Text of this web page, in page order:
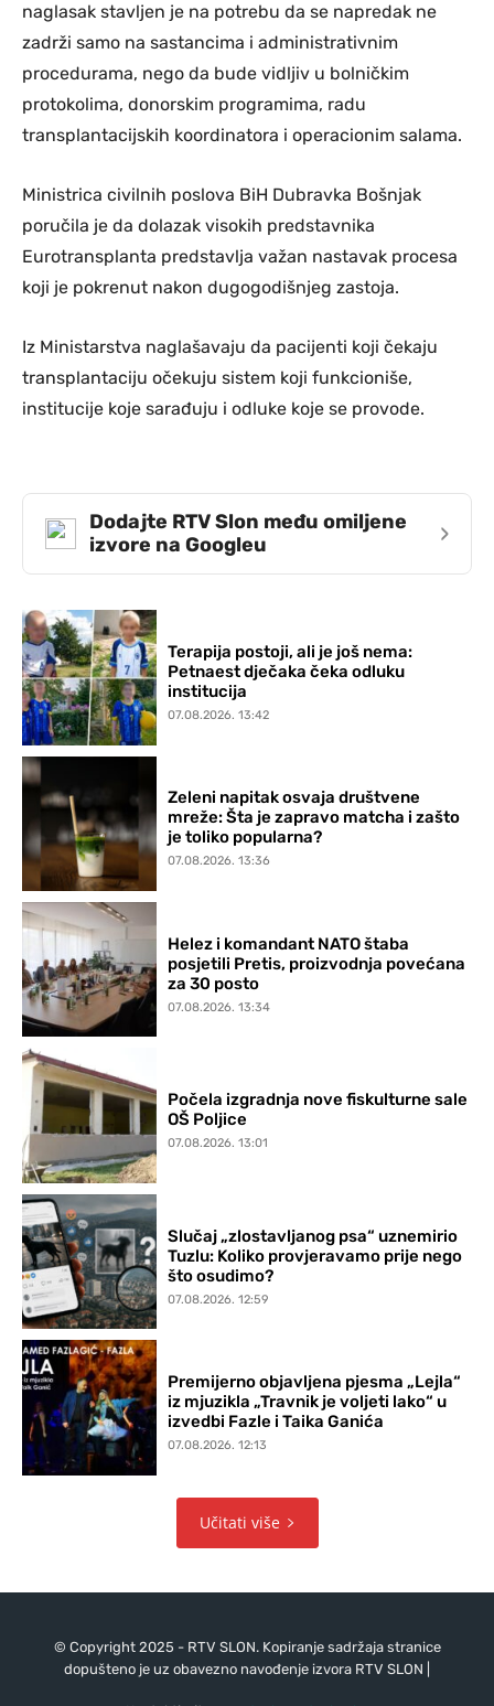
naglasak stavljen je na potrebu da se napredak ne
zadrži samo na sastancima i administrativnim
procedurama, nego da bude vidljiv u bolničkim
protokolima, donorskim programima, radu
transplantacijskih koordinatora i operacionim salama.
Ministrica civilnih poslova BiH Dubravka Bošnjak
poručila je da dolazak visokih predstavnika
Eurotransplanta predstavlja važan nastavak procesa
koji je pokrenut nakon dugogodišnjeg zastoja.
Iz Ministarstva naglašavaju da pacijenti koji čekaju
transplantaciju očekuju sistem koji funkcioniše,
institucije koje sarađuju i odluke koje se provode.
Dodajte RTV Slon među omiljene
izvore na Googleu
›
Terapija postoji, ali je još nema:
Petnaest dječaka čeka odluku
institucija
07.08.2026. 13:42
Zeleni napitak osvaja društvene
mreže: Šta je zapravo matcha i zašto
je toliko popularna?
07.08.2026. 13:36
Helez i komandant NATO štaba
posjetili Pretis, proizvodnja povećana
za 30 posto
07.08.2026. 13:34
Počela izgradnja nove fiskulturne sale
OŠ Poljice
07.08.2026. 13:01
Slučaj „zlostavljanog psa“ uznemirio
Tuzlu: Koliko provjeravamo prije nego
što osudimo?
07.08.2026. 12:59
Premijerno objavljena pjesma „Lejla“
iz mjuzikla „Travnik je voljeti lako“ u
izvedbi Fazle i Taika Ganića
07.08.2026. 12:13
Učitati više
© Copyright 2025 - RTV SLON. Kopiranje sadržaja stranice
dopušteno je uz obavezno navođenje izvora RTV SLON |